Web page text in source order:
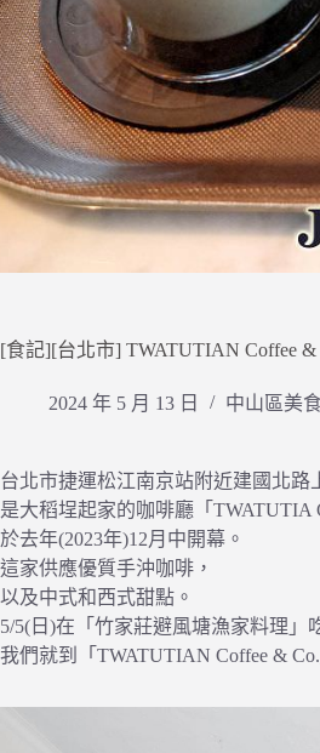
[食記][台北市] TWATUTIAN Coffee
2024 年 5 月 13 日 中山區美
台北市捷運松江南京站附近建國北路
是大稻埕起家的咖啡廳「TWATUTIA
於去年(2023年)12月中開幕。
這家供應優質手沖咖啡，
以及中式和西式甜點。
5/5(日)在「竹家莊避風塘漁家料理」
我們就到「TWATUTIAN Coffee &